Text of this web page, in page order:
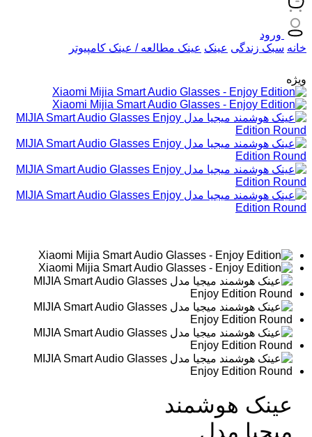
ورود
خانه سبک زندگی عینک عینک مطالعه / عینک کامپیوتر
ویژه
عینک هوشمند
میجیا مدل